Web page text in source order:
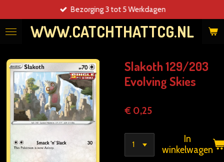
direct
naar
WWW.CATCHTHATTCG.NL
Bezorging 3 tot 5 Werkdagen
Slakoth 129/203
Evolving Skies
€ 0,25
In
winkelwagen